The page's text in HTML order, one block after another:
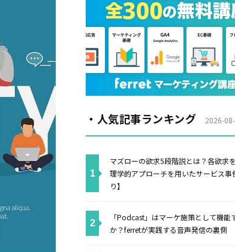
・人気記事ランキング 2026-
マズローの欲求5段階説とは？各欲求
理学的アプローチを用いたサービス事
り】
「Podcast」はマーケ施策として機能
か？ferretが実践する音声発信の裏側